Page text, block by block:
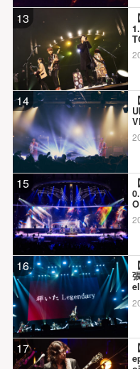
13
14
15
16
17